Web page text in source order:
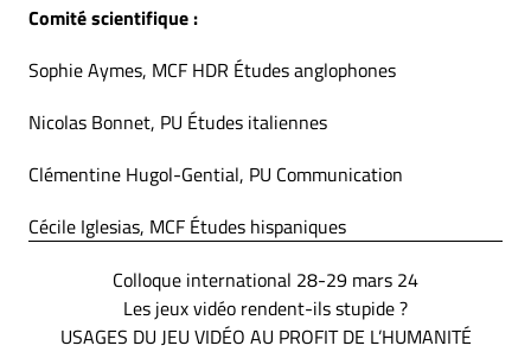
Comité scientifique :
Sophie Aymes, MCF HDR Études anglophones
Nicolas Bonnet, PU Études italiennes
Clémentine Hugol-Gential, PU Communication
Cécile Iglesias, MCF Études hispaniques
Colloque international 28-29 mars 24
Les jeux vidéo rendent-ils stupide ?
USAGES DU JEU VIDÉO AU PROFIT DE L’HUMANITÉ